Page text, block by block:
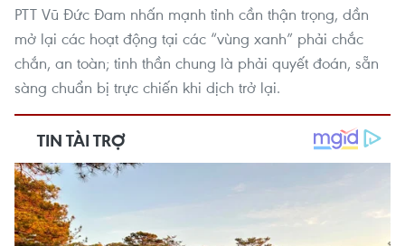
PTT Vũ Đức Đam nhấn mạnh tỉnh cần thận trọng, dần
mở lại các hoạt động tại các “vùng xanh” phải chắc
chắn, an toàn; tinh thần chung là phải quyết đoán, sẵn
sàng chuẩn bị trực chiến khi dịch trở lại.